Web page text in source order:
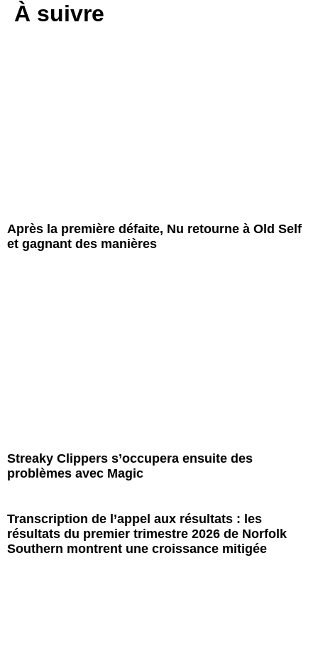
À suivre
Après la première défaite, Nu retourne à Old Self
et gagnant des manières
Streaky Clippers s’occupera ensuite des
problèmes avec Magic
Transcription de l’appel aux résultats : les
résultats du premier trimestre 2026 de Norfolk
Southern montrent une croissance mitigée